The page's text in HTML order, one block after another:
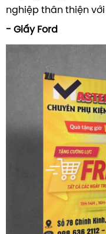
nghiệp thân thiện
- Giấy Ford